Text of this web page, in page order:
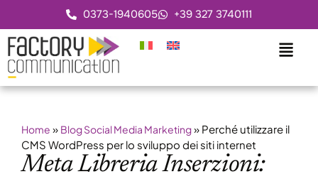
0373-1940605 +39 327 3740111
Home » Blog Social Media Marketing» Perché utilizzare il
CMS WordPress per lo sviluppo dei siti internet
Meta Libreria Inserzioni: